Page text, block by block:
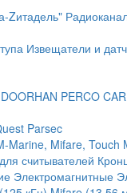
Zитадель"
Извещатели и
DOORHAN PERCO
Parsec
Marine, Mifare, Touch
считывателей
Электромагнитные